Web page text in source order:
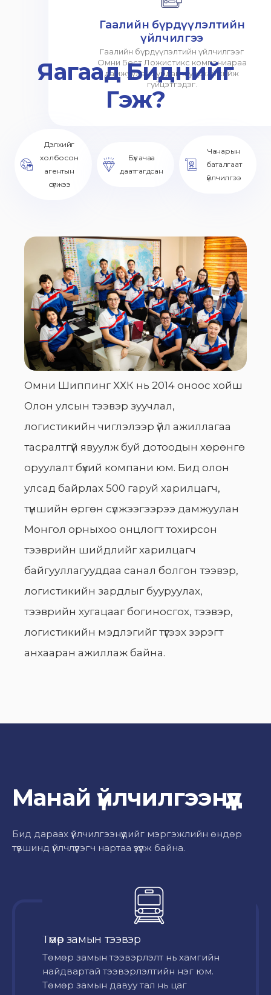
Гаалийн бүрдүүлэлтийн
үйлчилгээ
Гаалийн бүрдүүлэлтийн үйлчилгээг
Омни Бест Ложистикс компаниараа
дамжуулан хурдан шуурхай хийж
гүйцэтгэдэг.
Яагаад Биднийг
Гэж?
Дэлхийг
холбосон
агентын
сүлжээ
Бүх ачаа
даатгагдсан
Чанарын
баталгаат
үйлчилгээ
Омни Шиппинг ХХК нь 2014 оноос хойш
Олон улсын тээвэр зуучлал,
логистикийн чиглэлээр үйл ажиллагаа
тасралтгүй явуулж буй дотоодын хөрөнгө
оруулалт бүхий компани юм. Бид олон
улсад байрлах 500 гаруй харилцагч,
түншийн өргөн сүлжээгээрээ дамжуулан
Монгол орныхоо онцлогт тохирсон
тээврийн шийдлийг харилцагч
байгууллагууддаа санал болгон тээвэр,
логистикийн зардлыг бууруулах,
тээврийн хугацааг богиносгох, тээвэр,
логистикийн мэдлэгийг түгээх зэрэгт
анхааран ажиллаж байна.
Манай үйлчилгээнүүд
Бид дараах үйлчилгээнүүдийг мэргэжлийн өндөр
түвшинд үйлчлүүлэгч нартаа үзүүлж байна.
Төмөр замын тээвэр
Төмөр замын тээвэрлэлт нь хамгийн
найдвартай тээвэрлэлтийн нэг юм.
Төмөр замын давуу тал нь цаг